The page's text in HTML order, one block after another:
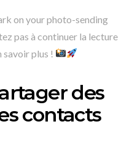
on your photo-sending
pas à continuer la lecture
savoir plus !
des
contacts